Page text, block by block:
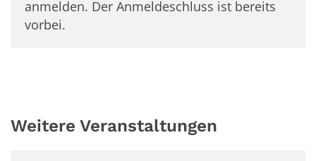
anmelden. Der Anmeldeschluss ist bereits
vorbei.
Weitere Veranstaltungen